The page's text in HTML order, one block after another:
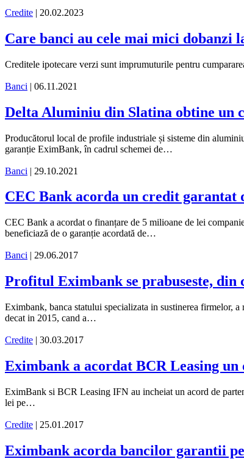
Credite | 20.02.2023
Care banci au cele mai mici dobanzi
Creditele ipotecare verzi sunt imprumuturile pentru
Banci | 06.11.2021
Delta Aluminiu din Slatina obtine un
Producătorul local de profile industriale și sisteme din
garanție EximBank, în cadrul schemei de…
Banci | 29.10.2021
CEC Bank acorda un credit garantat
CEC Bank a acordat o finanțare de 5 milioane de lei
beneficiază de o garanție acordată de…
Banci | 29.06.2017
Profitul Eximbank se prabuseste,
Eximbank, banca statului specializata in sustinerea firmelor,
decat in 2015, cand a…
Credite | 30.03.2017
Eximbank a acordat BCR Leasing
EximBank si BCR Leasing IFN au incheiat un acord de
lei pe…
Credite | 25.01.2017
Eximbank acorda bancilor garantii